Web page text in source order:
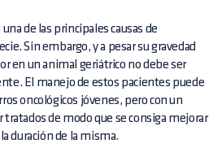
de las principales causas de
Sin embargo, y a pesar su gravedad
en un animal geriátrico no debe ser
El manejo de estos pacientes puede
oncológicos jóvenes, pero con un
tratados de modo que se consiga mejorar
duración de la misma.